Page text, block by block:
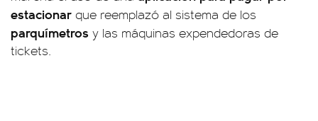
estacionar que reemplazó al sistema de los
parquímetros y las máquinas expendedoras de
tickets.